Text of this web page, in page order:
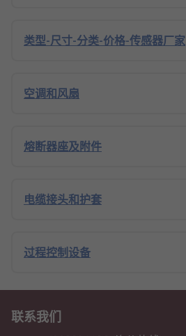
类型-尺寸-分类-价格-传感器厂家
空调和风扇
熔断器座及附件
电缆接头和护套
过程控制设备
联系我们